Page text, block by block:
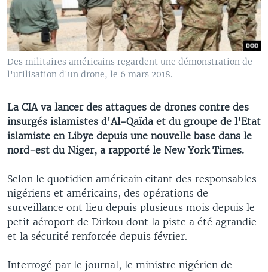
Des militaires américains regardent une démonstration de
l'utilisation d'un drone, le 6 mars 2018.
La CIA va lancer des attaques de drones contre des
insurgés islamistes d'Al-Qaïda et du groupe de l'Etat
islamiste en Libye depuis une nouvelle base dans le
nord-est du Niger, a rapporté le New York Times.
Selon le quotidien américain citant des responsables
nigériens et américains, des opérations de
surveillance ont lieu depuis plusieurs mois depuis le
petit aéroport de Dirkou dont la piste a été agrandie
et la sécurité renforcée depuis février.
Interrogé par le journal, le ministre nigérien de